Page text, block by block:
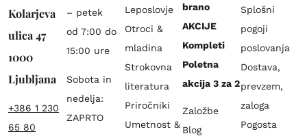
Kolarjeva
ulica 47
1000
Ljubljana
+386 1 230
65 80
– petek
od 7:00 do
15:00 ure
Sobota in
nedelja:
ZAPRTO
Leposlovje
Otroci &
mladina
Strokovna
literatura
Priročniki
Umetnost &
brano
AKCIJE
Kompleti
Poletna
akcija 3 za 2
Založbe
Blog
Splošni
pogoji
poslovanja
Dostava,
prevzem,
zaloga
Pogosta